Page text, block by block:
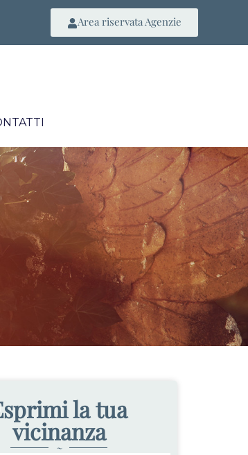
Area riservata Agenzie
la tua
vicinanza
~